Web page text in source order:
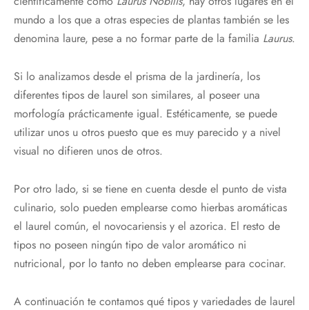
mundo a los que a otras especies de plantas también se les
denomina laure, pese a no formar parte de la familia Laurus.
Si lo analizamos desde el prisma de la jardinería, los
diferentes tipos de laurel son similares, al poseer una
morfología prácticamente igual. Estéticamente, se puede
utilizar unos u otros puesto que es muy parecido y a nivel
visual no difieren unos de otros.
Por otro lado, si se tiene en cuenta desde el punto de vista
culinario, solo pueden emplearse como hierbas aromáticas
el laurel común, el novocariensis y el azorica. El resto de
tipos no poseen ningún tipo de valor aromático ni
nutricional, por lo tanto no deben emplearse para cocinar.
A continuación te contamos qué tipos y variedades de laurel